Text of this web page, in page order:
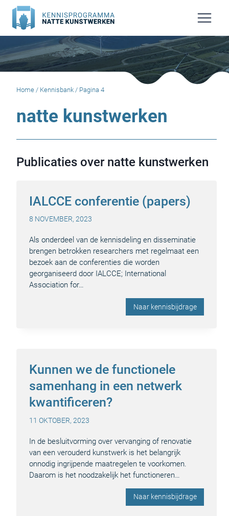
Doorgaan
naar
inhoud
Home / Kennisbank / Pagina 4
natte kunstwerken
Publicaties over natte kunstwerken
IALCCE conferentie (papers)
8 NOVEMBER, 2023
Als onderdeel van de kennisdeling en disseminatie
brengen betrokken researchers met regelmaat een
bezoek aan de conferenties die worden
georganiseerd door IALCCE; International
Association for…
Naar kennisbijdrage
Kunnen we de functionele
samenhang in een netwerk
kwantificeren?
11 OKTOBER, 2023
In de besluitvorming over vervanging of renovatie
van een verouderd kunstwerk is het belangrijk
onnodig ingrijpende maatregelen te voorkomen.
Daarom is het noodzakelijk het functioneren…
Naar kennisbijdrage